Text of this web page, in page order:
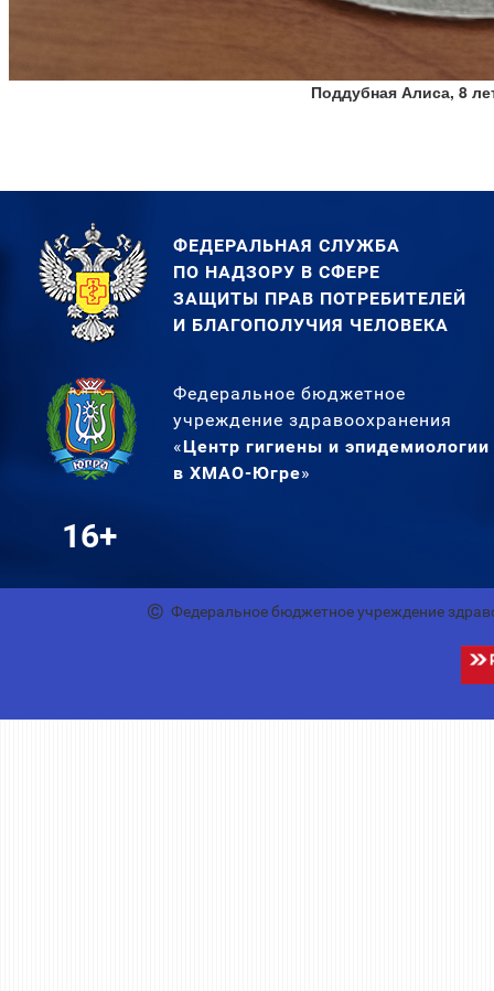
Поддубная Алиса, 8
ФЕДЕРАЛЬНАЯ СЛУЖБА
ПО НАДЗОРУ В СФЕРЕ
ЗАЩИТЫ ПРАВ ПОТРЕБИТЕЛЕЙ
И БЛАГОПОЛУЧИЯ ЧЕЛОВЕКА
Федеральное бюджетное
учреждение здравоохранения
«Центр гигиены и эпидемиологии
в ХМАО-Югре»
16+
Федеральное бюджетное учреждение